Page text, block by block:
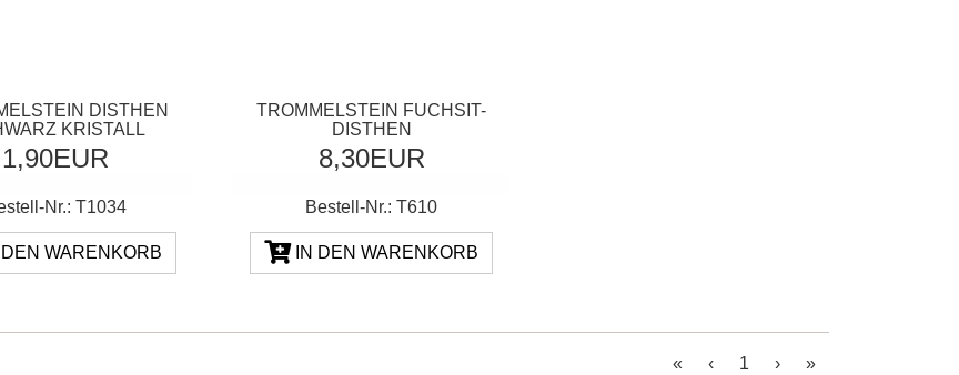
DISTHEN
KRISTALL
1,90EUR
Nr.: T1034
DEN WARENKORB
TROMMELSTEIN FUCHSIT-
DISTHEN
8,30EUR
Bestell-Nr.: T610
IN DEN WARENKORB
« ‹ 1 (current)
› »